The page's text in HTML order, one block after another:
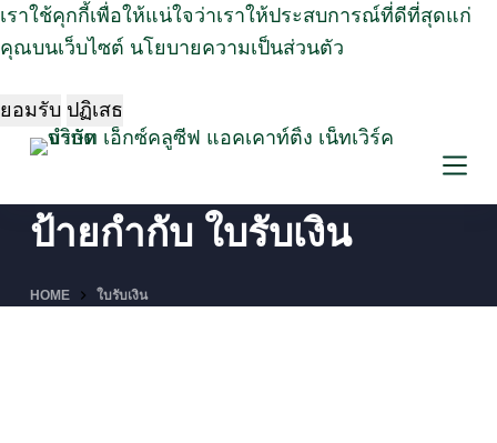
S
k
p
n
เราใช้คุกกี้เพื่อให้แน่ใจว่าเราให้ประสบการณ์ที่ดีที่สุดแก่
คุณบนเว็บไซต์ นโยบายความเป็นส่วนตัว
ยอมรับ ปฏิเสธ
ป้ายกำกับใบรับเงิน
HOME ใบรับเงิน